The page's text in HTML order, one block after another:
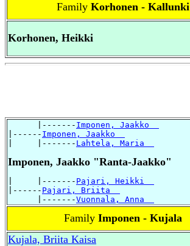
Family Korhonen - Kallunki
Korhonen, Heikki
      |-------
Imponen, Jaakko
|------ Imponen, Jaakko
|     |------- Lahtela, Maria
Imponen, Jaakko "Ranta-Jaakko"
|     |------- Pajari, Heikki
|------ Pajari, Briita
      |-------
Vuonnala, Anna
Family Imponen - Kujala
Kujala, Briita Kaisa